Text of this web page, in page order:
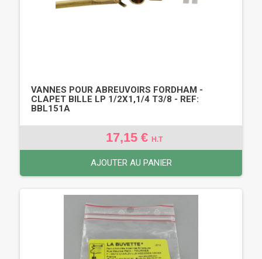
VANNES POUR ABREUVOIRS FORDHAM -
CLAPET BILLE LP 1/2X1,1/4 T3/8 - REF:
BBL151A
17,15 € H.T
AJOUTER AU PANIER